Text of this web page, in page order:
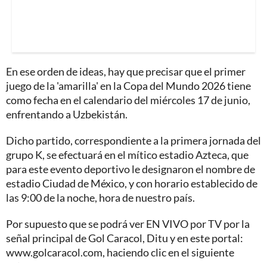
En ese orden de ideas, hay que precisar que el primer
juego de la 'amarilla' en la Copa del Mundo 2026 tiene
como fecha en el calendario del miércoles 17 de junio,
enfrentando a Uzbekistán.
Dicho partido, correspondiente a la primera jornada del
grupo K, se efectuará en el mítico estadio Azteca, que
para este evento deportivo le designaron el nombre de
estadio Ciudad de México, y con horario establecido de
las 9:00 de la noche, hora de nuestro país.
Por supuesto que se podrá ver EN VIVO por TV por la
señal principal de Gol Caracol, Ditu y en este portal:
www.golcaracol.com, haciendo clic en el siguiente